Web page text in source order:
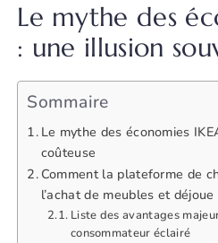
Le mythe des
: une illusion
Sommaire
Le mythe des économies
coûteuse
Comment la plateforme de
l’achat de meubles et
Liste des avantages
consommateur éclairé